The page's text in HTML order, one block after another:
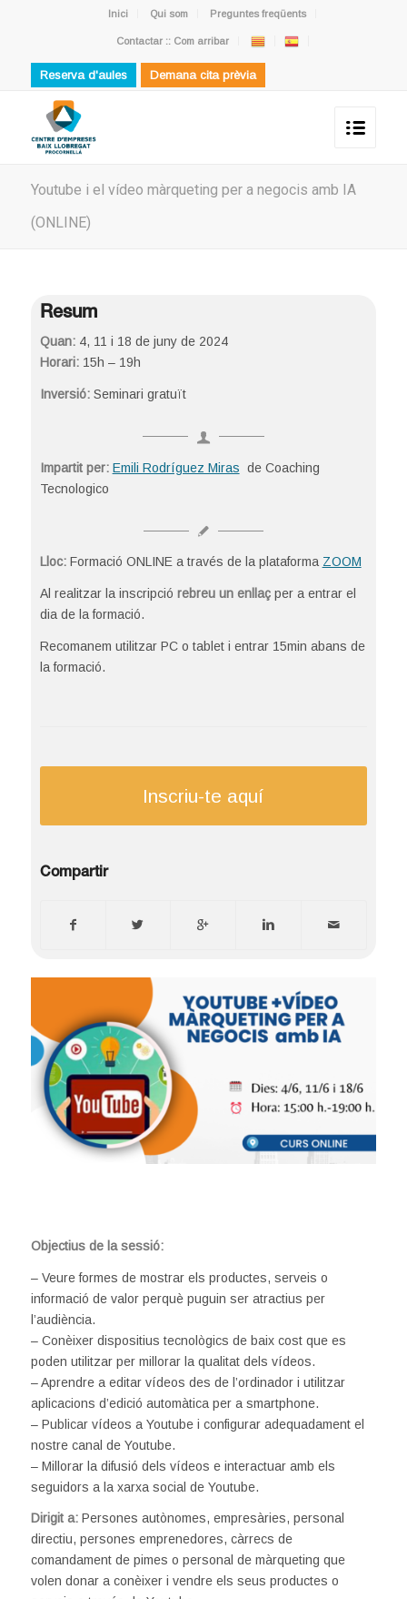
Inici Qui som Preguntes freqüents
Contactar :: Com arribar
Reserva d'aules Demana cita prèvia
Youtube i el vídeo màrqueting per a negocis amb IA
(ONLINE)
Resum
Quan:4, 11 i 18 de juny de 2024
Horari:15h – 19h
Inversió: Seminari gratuït
Impartit per: Emili Rodríguez Miras de Coaching
Tecnologico
Lloc:Formació ONLINE a través de la plataforma ZOOM
Al realitzar la inscripció rebreu un enllaçper a entrar el
dia de la formació.
Recomanem utilitzar PC o tablet i entrar 15min abans de
la formació.
Inscriu-te aquí
Compartir
Objectius de la sessió:
– Veure formes de mostrar els productes, serveis o
informació de valor perquè puguin ser atractius per
l’audiència.
– Conèixer dispositius tecnològics de baix cost que es
poden utilitzar per millorar la qualitat dels vídeos.
– Aprendre a editar vídeos des de l’ordinador i utilitzar
aplicacions d’edició automàtica per a smartphone.
– Publicar vídeos a Youtube i configurar adequadament el
nostre canal de Youtube.
– Millorar la difusió dels vídeos e interactuar amb els
seguidors a la xarxa social de Youtube.
Dirigit a: Persones autònomes, empresàries, personal
directiu, persones emprenedores, càrrecs de
comandament de pimes o personal de màrqueting que
volen donar a conèixer i vendre els seus productes o